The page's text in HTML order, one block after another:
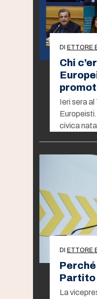
DI ETTORE
Chi
Ieri sera
civica
DI ETTORE
Partito
La